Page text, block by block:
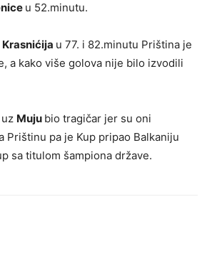
u 52.minutu.
Krasnićija u 77. i 82.minutu Priština je
a kako više golova nije bilo izvodili
Muju bio tragičar jer su oni
Prištinu pa je Kup pripao Balkaniju
sa titulom šampiona države.